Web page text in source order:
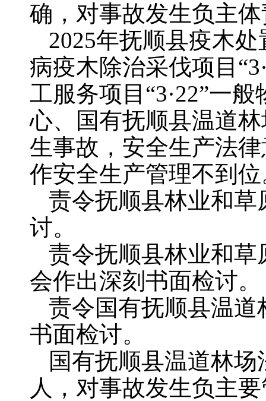
确，对事故发生负主
2025年抚顺县疫木
病疫木除治采伐项目
工服务项目“3·22”一
心、国有抚顺县温道
生事故，安全生产法
作安全生产管理不到
责令抚顺县林业和
讨。
责令抚顺县林业和
会作出深刻书面检讨。
责令国有抚顺县温
书面检讨。
国有抚顺县温道林
人，对事故发生负主